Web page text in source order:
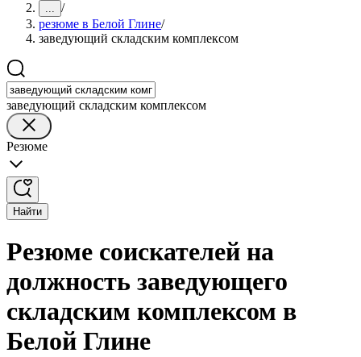
... /
резюме в Белой Глине/
заведующий складским комплексом
заведующий складским комплексом
Резюме
Найти
Резюме соискателей на
должность заведующего
складским комплексом в
Белой Глине